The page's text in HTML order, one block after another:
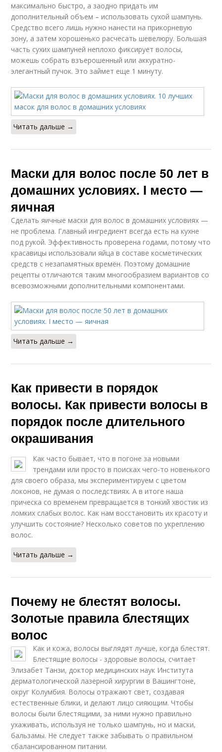
максимально быстро, а заодно придать им
дополнительный объем – использовать сухой шампунь.
Средство всего лишь нужно нанести на прикорневую
зону, а затем хорошенько расчесать шевелюру. Большая
часть сухих шампуней неплохо фиксирует волосы,
можешь собрать взъерошенный или аккуратно-
элегантный пучок. Это займет еще 1 минуту.
Читать дальше →
Маски для волос после 50 лет в
домашних условиях. I место —
яичная
Сделать яичные маски для волос в домашних условиях —
не проблема. Главный ингредиент всегда есть на кухне
под рукой. Эффективность проверена годами, потому что
красавицы использовали яйца в составе косметических
средств с незапамятных времён. Поэтому домашние
рецепты отличаются таким многообразием вариантов со
всевозможными дополнительными компонентами.
Читать дальше →
Как привести в порядок
волосы. Как привести волосы в
порядок после длительного
окрашивания
Как часто бывает, что в погоне за новыми
трендами или просто в поисках чего-то новенького
для своего образа, мы экспериментируем с цветом
локонов, не думая о последствиях. А в итоге наша
прическа со временем превращается в тонкий хвостик из
ломких слабых волос. Как нам восстановить их красоту и
улучшить состояние? Несколько советов по укреплению
волос.
Читать дальше →
Почему не блестят волосы.
Золотые правила блестящих
волос
Как и кожа, волосы выглядят лучше, когда блестят.
Блестящие волосы - здоровые волосы, считает
Элизабет Танзи, доктор медицинских наук Института
дерматологической лазерной хирургии в Вашингтоне,
округ Колумбия. Волосы отражают свет, создавая
естественные блики, и делают лицо сияющим. Чтобы
волосы были блестящими, за ними нужно правильно
ухаживать, используя не только шампунь, но и маски,
бальзамы. Не следует также забывать о правильном
сбалансированном питании.